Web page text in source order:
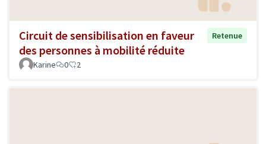
Circuit de sensibilisation en faveur
des personnes à mobilité réduite
Retenue
Karine 0 2